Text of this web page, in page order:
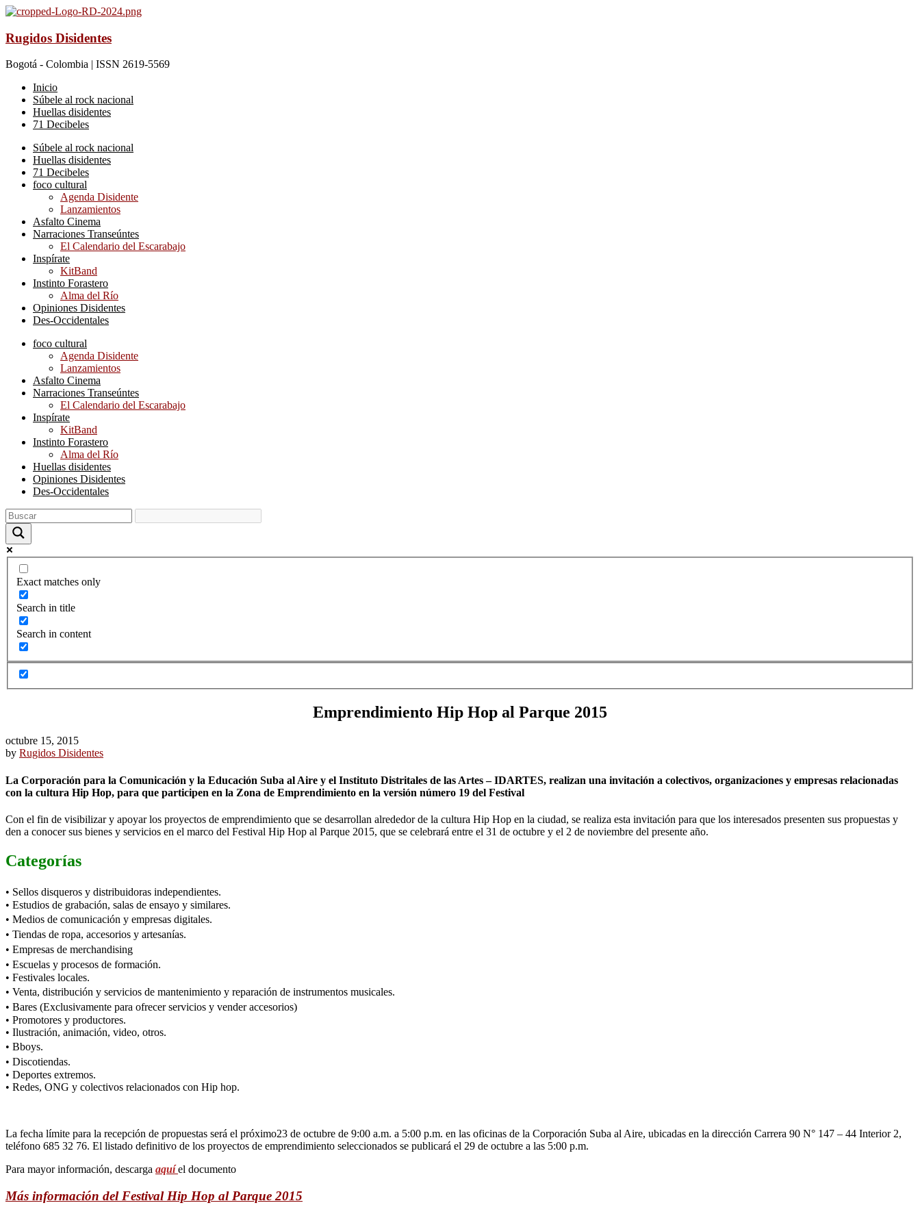
Rugidos Disidentes
Bogotá - Colombia | ISSN 2619-5569
Inicio
Súbele al rock nacional
Huellas disidentes
71 Decibeles
Súbele al rock nacional
Huellas disidentes
71 Decibeles
foco cultural
Agenda Disidente
Lanzamientos
Asfalto Cinema
Narraciones Transeúntes
El Calendario del Escarabajo
Inspírate
KitBand
Instinto Forastero
Alma del Río
Opiniones Disidentes
Des-Occidentales
foco cultural
Agenda Disidente
Lanzamientos
Asfalto Cinema
Narraciones Transeúntes
El Calendario del Escarabajo
Inspírate
KitBand
Instinto Forastero
Alma del Río
Huellas disidentes
Opiniones Disidentes
Des-Occidentales
Exact matches only
Search in title
Search in content
Emprendimiento Hip Hop al Parque 2015
octubre 15, 2015
by Rugidos Disidentes
La Corporación para la Comunicación y la Educación Suba al Aire y el Instituto Distritales de las Artes – IDARTES, realizan una invitación a colectivos, organizaciones y empresas relacionadas
con la cultura Hip Hop, para que participen en la Zona de Emprendimiento en la versión número 19 del Festival
Con el fin de visibilizar y apoyar los proyectos de emprendimiento que se desarrollan alrededor de la cultura Hip Hop en la ciudad, se realiza esta invitación para que los interesados presenten sus propuestas y
den a conocer sus bienes y servicios en el marco del Festival Hip Hop al Parque 2015, que se celebrará entre el 31 de octubre y el 2 de noviembre del presente año.
Categorías
• Sellos disqueros y distribuidoras independientes.
• Estudios de grabación, salas de ensayo y similares.
• Medios de comunicación y empresas digitales.
• Tiendas de ropa, accesorios y artesanías.
• Empresas de merchandising
• Escuelas y procesos de formación.
• Festivales locales.
• Venta, distribución y servicios de mantenimiento y reparación de instrumentos musicales.
• Bares (Exclusivamente para ofrecer servicios y vender accesorios)
• Promotores y productores.
• Ilustración, animación, video, otros.
• Bboys.
• Discotiendas.
• Deportes extremos.
• Redes, ONG y colectivos relacionados con Hip hop.
La fecha límite para la recepción de propuestas será el próximo23 de octubre de 9:00 a.m. a 5:00 p.m. en las oficinas de la Corporación Suba al Aire, ubicadas en la dirección Carrera 90 N° 147 – 44 Interior 2,
teléfono 685 32 76. El listado definitivo de los proyectos de emprendimiento seleccionados se publicará el 29 de octubre a las 5:00 p.m.
Para mayor información, descarga aquíel documento
Más información del Festival Hip Hop al Parque 2015